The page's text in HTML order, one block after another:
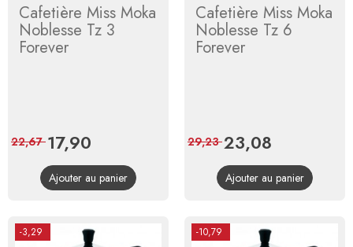
Cafetière Miss Moka
Noblesse Tz 3
Forever
Prix
17,90
de
base
22,67
Ajouter au panier
Cafetière Miss Moka
Noblesse Tz 6
Forever
Prix
23,08
de
base
29,23
Ajouter au panier
-3,29 -10,79